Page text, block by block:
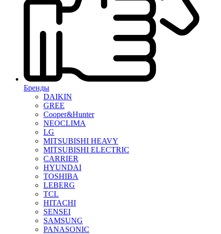
Бренды
DAIKIN
GREE
Cooper&Hunter
NEOCLIMA
LG
MITSUBISHI HEAVY
MITSUBISHI ELECTRIC
CARRIER
HYUNDAI
TOSHIBA
LEBERG
TCL
HITACHI
SENSEI
SAMSUNG
PANASONIC